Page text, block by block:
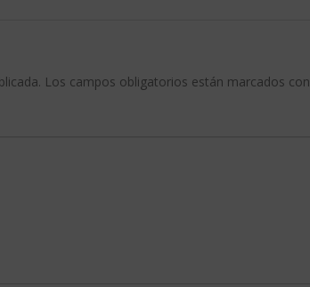
Los campos obligatorios están marcados con